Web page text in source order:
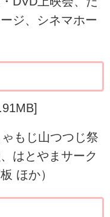
ジ、シネマホー
もじ山つつじ祭
はとやまサーク
ほか）